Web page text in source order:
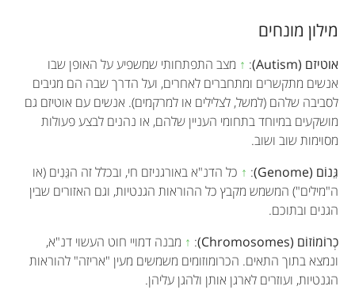
מילון מונחים
אוטיזם (Autism) :
↑ מצב התפתחותי שמשפיע על האופן שבו
אנשים מתקשרים ומתחברים לאחרים, ועל הדרך שבה הם מגיבים
לסביבה שלהם (למשל, לצלילים או למרקמים). אנשים עם אוטיזם גם
מושקעים במיוחד בתחומי העניין שלהם, או נהנים לבצע פעולות
מסוימות שוב ושוב.
גֵּנוֹם (Genome)
:
↑ כל הדנ"א באורגניזם חי, ובכלל זה הגֵּנִים (או
ה"מילים") המשמש מקבץ כל ההוראות הגנטיות, וגם האזורים שבין
הגנים ובתוכם.
כְרוֹמוֹזוֹם (Chromosomes)
:
↑ מבנה דמויי חוט העשוי דנ"א,
ונמצא בתוך התאים. הכרומוזומים משמשים מעין "אריזה" להוראות
הגנטיות, ועוזרים לארגן אותן ולהגן עליהן.